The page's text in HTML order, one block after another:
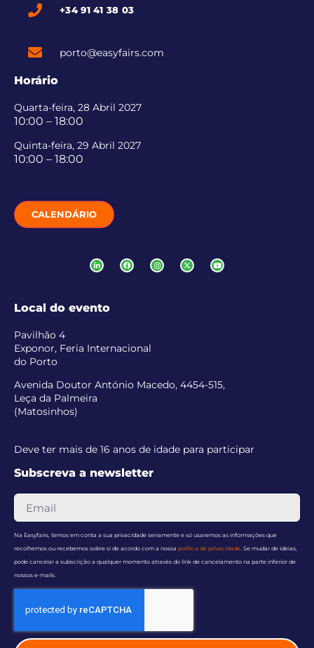
+34 91 41 38 03
porto@easyfairs.com
Horário
Quarta-feira, 28 Abril 2027
10:00 – 18:00
Quinta-feira, 29 Abril 2027
10:00 – 18:00
CALENDÁRIO
Local do evento
Pavilhão 4
Exponor, Feria Internacional
do Porto
Avenida Doutor António Macedo, 4454-515,
Leça da Palmeira
(Matosinhos)
Deve ter mais de 16 anos de idade para participar
Subscreva a newsletter
Na Easyfairs, temos em conta a sua privacidade seriamente e só usaremos as informações que
recolhemos ou recebemos sobre si de acordo com a nossa política de privacidade. Se mudar de ideias,
pode cancelar a subscrição a qualquer momento através do link de cancelamento na parte inferior de
nossos e-mails.